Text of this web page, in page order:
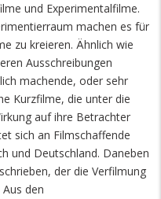
und Experimentalfilme.
machen es für
zu kreieren. Ähnlich wie
Ausschreibungen
machende, oder sehr
Kurzfilme, die unter die
auf ihre Betrachter
sich an Filmschaffende
und Deutschland. Daneben
der die Verfilmung
den